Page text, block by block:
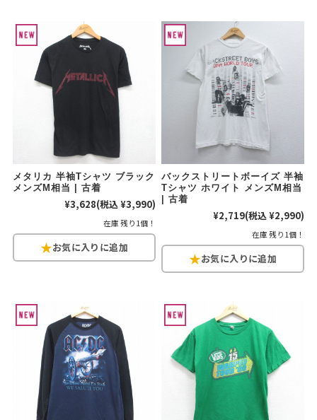
Youtube 古着屋Rush Out チャンネル
スタッフコーディネート
ご利用案内
お客様の声
レビュー1万件突破
お気に入りリスト
会員登録
会社概要
店舗一覧
プライバシーポリシー
お問い合わせ
メタリカ 半袖Tシャツ ブラック
メンズM相当 | 古着
¥3,628(税込 ¥3,990)
在庫 残り1個！
バックストリートボーイズ 半袖
Tシャツ ホワイト メンズM相当
| 古着
¥2,719(税込 ¥2,990)
在庫 残り1個！